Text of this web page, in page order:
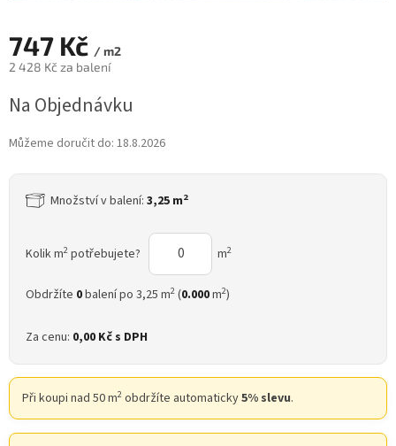
747 Kč / m2
2 428 Kč za balení
cena:
Na Objednávku
Můžeme doručit do: 18.8.2026
Množství v balení: 3,25 m2
Kolik m2 potřebujete? m2
Obdržíte 0balení po 3,25 m2 (0.000m2)
Za cenu: 0,00 Kčs DPH
Při koupi nad 50 m2 obdržíte automaticky5% slevu.